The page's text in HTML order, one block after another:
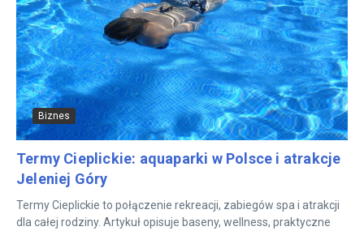
Biznes
Termy Cieplickie: aquaparki w Polsce i atrakcje
Jeleniej Góry
Termy Cieplickie to połączenie rekreacji, zabiegów spa i atrakcji
dla całej rodziny. Artykuł opisuje baseny, wellness, praktyczne